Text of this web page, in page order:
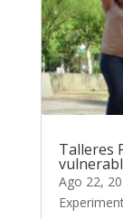
Talleres
Ago 22,